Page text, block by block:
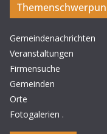
Gemeindenachrichten
Veranstaltungen
Firmensuche
Gemeinden
Orte
Fotogalerien .